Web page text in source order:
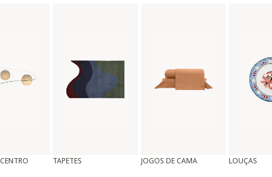
TAPETES JOGOS DE CAMA LOUÇAS